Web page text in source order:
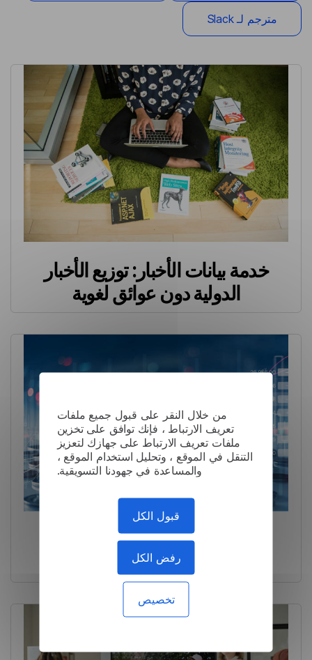
من خلال النقر على قبول جميع ملفات
تعريف الارتباط ، فإنك توافق على تخزين
ملفات تعريف الارتباط على جهازك لتعزيز
التنقل في الموقع ، وتحليل استخدام الموقع ،
والمساعدة في جهودنا التسويقية.
قبول الكل
رفض الكل
تخصيص
مترجم لـ Slack
خدمة بيانات الأخبار: توزيع الأخبار
الدولية دون عوائق لغوية
شركة الاستثمار: الترجمة للتحليل
الدقيق